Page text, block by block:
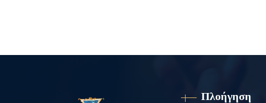
Πλοήγηση